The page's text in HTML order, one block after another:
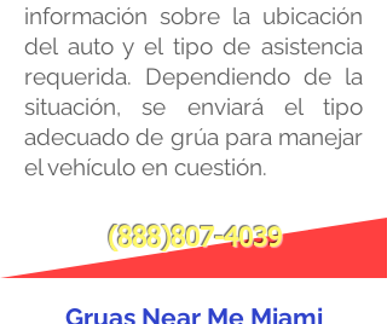
información sobre la ubicación
del auto y el tipo de asistencia
requerida. Dependiendo de la
situación, se enviará el tipo
adecuado de grúa para manejar
el vehículo en cuestión.
(888)807-4039
Gruas Near Me Miami